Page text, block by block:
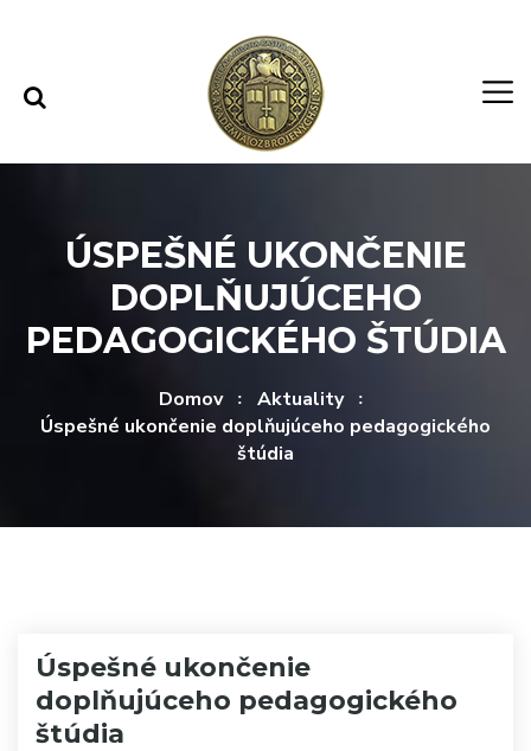
ÚSPEŠNÉ UKONČENIE
DOPLŇUJÚCEHO
PEDAGOGICKÉHO ŠTÚDIA
Domov
Aktuality
Úspešné ukončenie doplňujúceho pedagogického
štúdia
Úspešné ukončenie
doplňujúceho pedagogického
štúdia